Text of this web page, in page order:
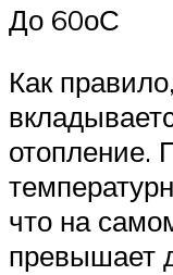
До 60оС
Как
отопление.
что на
превышает